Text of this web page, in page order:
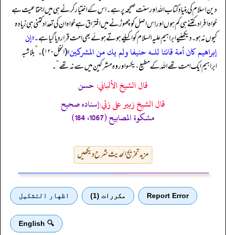
دین اسلام کی بنیاد کتاب اللہ اور سنت صحیحہ پر ہے۔ اس کے اختیار کرنے ہی میں اجتماعیت ہے
خواہ افراد کتنے ہی کم ہوں اور اس اصل کو چھوڑنے میں افتراق ہے خواہ ان کی تعداد کتنی ہی زیادہ
کیوں نہ ہو۔ دیکھئیے ابراہیم علیہ السلام کو اکیلے ہوتے ہوئے بھی امت قرار دیا گیا ہے۔«إن
إبراهيم كان أمة قانتا للـه حنيفا ولم يك من المشركين»(النحل ۱۲۰)۔ ”بلاشبہ
ابراہیم ایک امت تھے اللہ کے مطیع، یکسو اور وہ مشرکین میں سے نہ تھے“۔
قال الشيخ الألباني:حسن
قال الشيخ زبير على زئي:إسناده صحيح
مشكوة المصابيح (1067، 184)
مزید تخریج الحدیث شرح دیکھیں
Report Error مكررات (1) اظهار التشكيل
🔍 English